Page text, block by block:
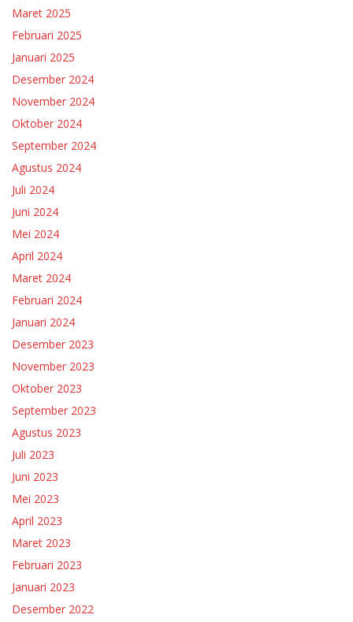
Maret 2025
Februari 2025
Januari 2025
Desember 2024
November 2024
Oktober 2024
September 2024
Agustus 2024
Juli 2024
Juni 2024
Mei 2024
April 2024
Maret 2024
Februari 2024
Januari 2024
Desember 2023
November 2023
Oktober 2023
September 2023
Agustus 2023
Juli 2023
Juni 2023
Mei 2023
April 2023
Maret 2023
Februari 2023
Januari 2023
Desember 2022